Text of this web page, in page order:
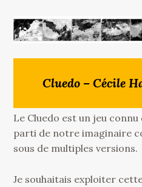
Cluedo – Cécile
Le Cluedo est un jeu
parti de notre imaginaire
sous de multiples versions.
Je souhaitais exploiter